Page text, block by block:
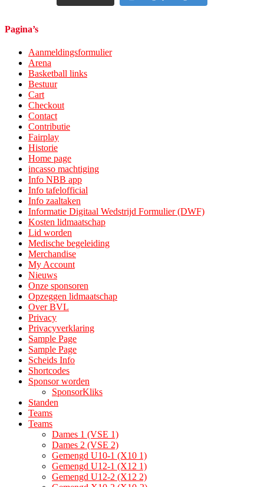
Pagina’s
Aanmeldingsformulier
Arena
Basketball links
Bestuur
Cart
Checkout
Contact
Contributie
Fairplay
Historie
Home page
incasso machtiging
Info NBB app
Info tafelofficial
Info zaaltaken
Informatie Digitaal Wedstrijd Formulier (DWF)
Kosten lidmaatschap
Lid worden
Medische begeleiding
Merchandise
My Account
Nieuws
Onze sponsoren
Opzeggen lidmaatschap
Over BVL
Privacy
Privacyverklaring
Sample Page
Sample Page
Scheids Info
Shortcodes
Sponsor worden
SponsorKliks
Standen
Teams
Teams
Dames 1 (VSE 1)
Dames 2 (VSE 2)
Gemengd U10-1 (X10 1)
Gemengd U12-1 (X12 1)
Gemengd U12-2 (X12 2)